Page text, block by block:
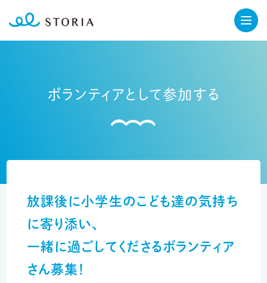
ボランティアとして参加する
放課後に小学生のこども達の気持ち
に寄り添い、
一緒に過ごしてくださるボランティア
さん募集！